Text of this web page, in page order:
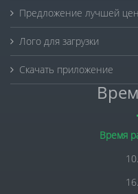
Предложение лучшей
Лого для загрузки
Скачать приложение
Время